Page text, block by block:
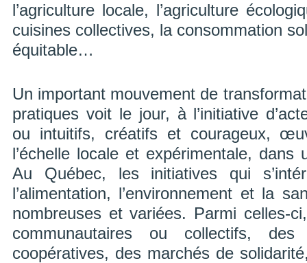
l’agriculture locale, l’agriculture
cuisines collectives, la consommation
équitable…
Un important mouvement de
pratiques voit le jour, à l’initiative
ou intuitifs, créatifs et courageux,
l’échelle locale et expérimentale, dans
Au Québec, les initiatives qui
l’alimentation, l’environnement et la
nombreuses et variées. Parmi celles-
communautaires ou collectifs, des
coopératives, des marchés de